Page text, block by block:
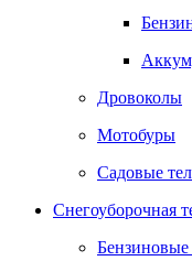
Дровоколы
Мотобуры
Садовые
Снегоуборочная